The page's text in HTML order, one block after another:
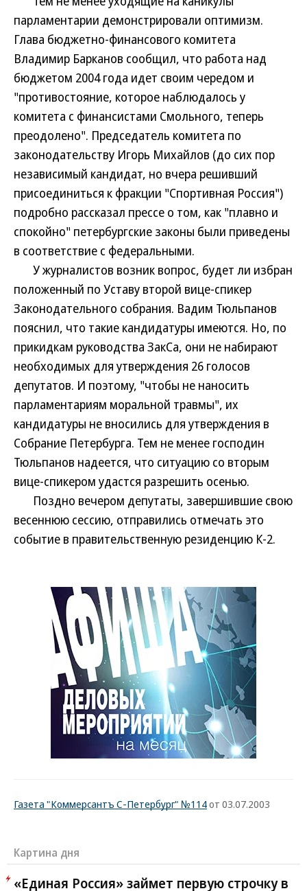
парламентарии демонстрировали оптимизм.
Глава бюджетно-финансового комитета
Владимир Барканов сообщил, что работа над
бюджетом 2004 года идет своим чередом и
"противостояние, которое наблюдалось у
комитета с финансистами Смольного, теперь
преодолено". Председатель комитета по
законодательству Игорь Михайлов (до сих пор
независимый кандидат, но вчера решивший
присоединиться к фракции "Спортивная Россия")
подробно рассказал прессе о том, как "плавно и
спокойно" петербургские законы были приведены
в соответствие с федеральными.
У журналистов возник вопрос, будет ли избран
положенный по Уставу второй вице-спикер
Законодательного собрания. Вадим Тюльпанов
пояснил, что такие кандидатуры имеются. Но, по
прикидкам руководства ЗакСа, они не набирают
необходимых для утверждения 26 голосов
депутатов. И поэтому, "чтобы не наносить
парламентариям моральной травмы", их
кандидатуры не вносились для утверждения в
Собрание Петербурга. Тем не менее господин
Тюльпанов надеется, что ситуацию со вторым
вице-спикером удастся разрешить осенью.
Поздно вечером депутаты, завершившие свою
весеннюю сессию, отправились отмечать это
событие в правительственную резиденцию К-2.
Газета "Коммерсантъ С-Петербург" №114от 03.07.2003
Картина дня
«Единая Россия» займет первую строчку в